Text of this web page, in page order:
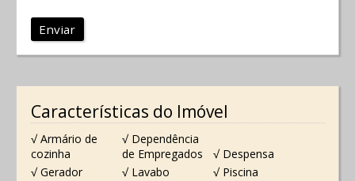
Enviar
Características do Imóvel
√ Armário de
cozinha
√ Dependência
de Empregados
√ Despensa
√ Gerador
√ Lavabo √ Piscina